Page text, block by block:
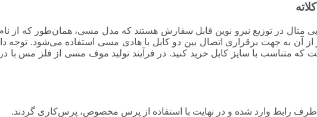
متال در توزیع نیرو نوین قابل سفارش هستند که مدل مسی، همان‌طور که از
آن به جهت برقراری اتصال بین دو کابل با هادی مسی استفاده می‌شود. توجه
رابط وارد شده و در نهایت با استفاده از پرس مخصوص، پرس‌کاری گردند.